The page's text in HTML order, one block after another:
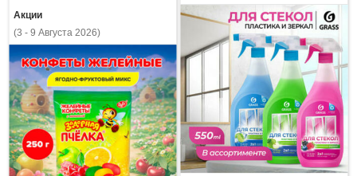
Акции
(3 - 9 Августа 2026)